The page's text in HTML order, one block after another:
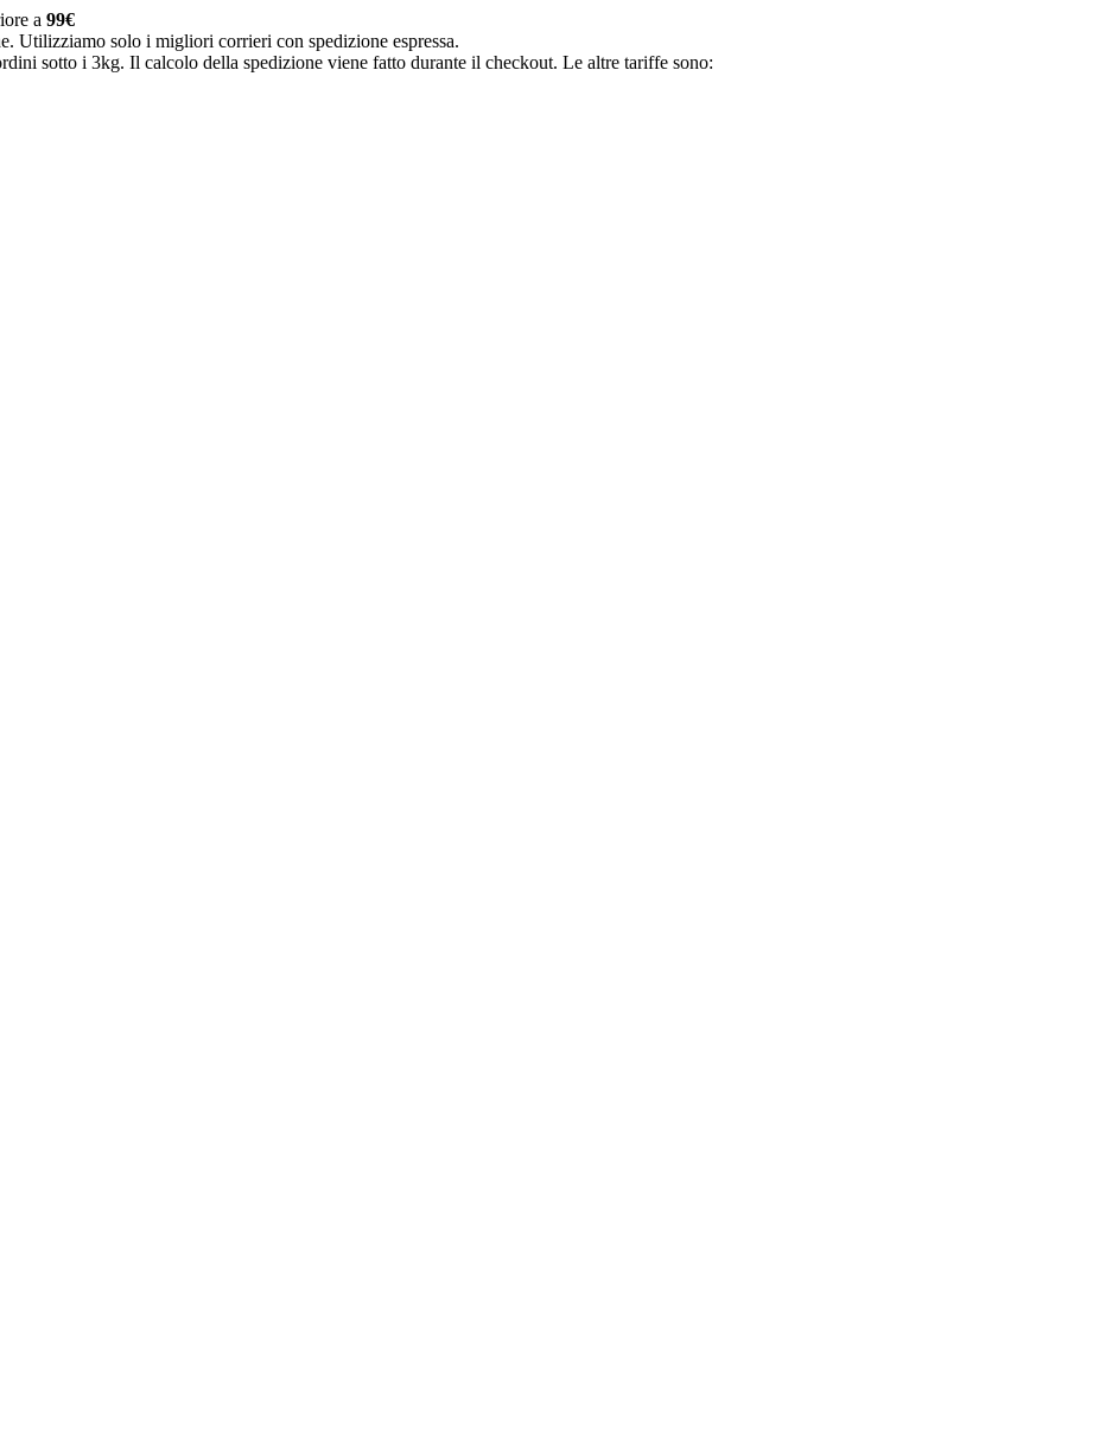
a 99€
Utilizziamo solo i migliori corrieri con spedizione espressa.
sotto i 3kg. Il calcolo della spedizione viene fatto durante il checkout. Le altre tariffe sono: